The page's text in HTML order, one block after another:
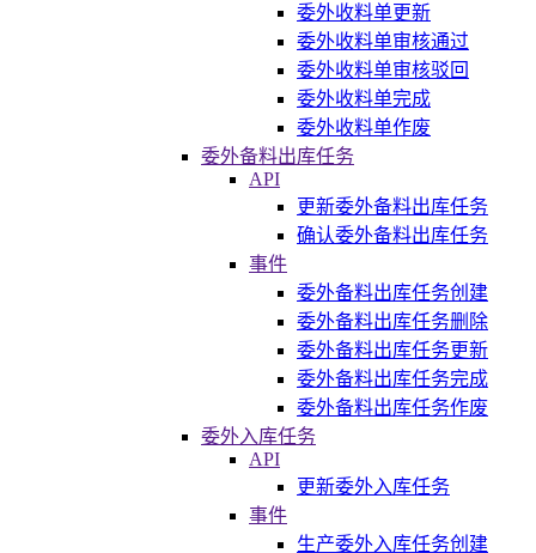
委外收料单更新
委外收料单审核通过
委外收料单审核驳回
委外收料单完成
委外收料单作废
委外备料出库任务
API
更新委外备料出库任务
确认委外备料出库任务
事件
委外备料出库任务创建
委外备料出库任务删除
委外备料出库任务更新
委外备料出库任务完成
委外备料出库任务作废
委外入库任务
API
更新委外入库任务
事件
生产委外入库任务创建